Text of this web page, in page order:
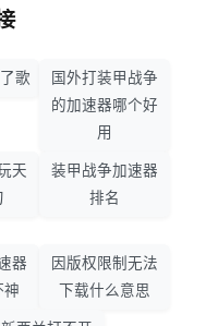
歌
国外打装甲战争
的加速器哪个好
用
天
装甲战争加速器
排名
器
神
因版权限制无法
下载什么意思